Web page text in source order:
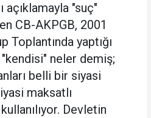
açıklamayla "suç"
CB-AKPGB, 2001
Toplantında yaptığı
neler demiş;
belli bir siyasi
maksatlı
Devletin